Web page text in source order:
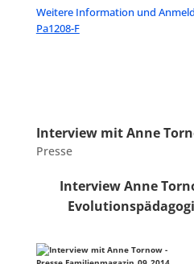
Weitere Information und
Pa1208-F
Interview mit Anne
Presse
Interview Anne